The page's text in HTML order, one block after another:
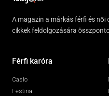
A magazin a márkás férfi és női
cikkek feldolgozására
Férfi karóra
Casio
Festina